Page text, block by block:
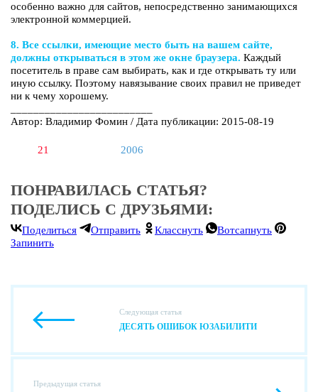
особенно важно для сайтов, непосредственно занимающихся
электронной коммерцией.
8. Все ссылки, имеющие место быть на вашем сайте,
должны открываться в этом же окне браузера. Каждый
посетитель в праве сам выбирать, как и где открывать ту или
иную ссылку. Поэтому навязывание своих правил не приведет
ни к чему хорошему.
Автор: Владимир Фомин / Дата публикации: 2015-08-19
21 2006
ПОНРАВИЛАСЬ СТАТЬЯ?
ПОДЕЛИСЬ С ДРУЗЬЯМИ:
Поделиться Отправить Класснуть
Вотсапнуть
Запинить
Следующая статья
ДЕСЯТЬ ОШИБОК ЮЗАБИЛИТИ
Предыдущая статья